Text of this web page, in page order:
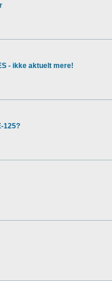
- ikke aktuelt mere!
125?